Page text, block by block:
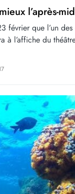
l’après-
février que l’un des
à l’affiche du